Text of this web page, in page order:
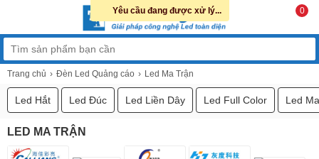
0
Trang chủ Đèn Led Quảng cáo Led Ma Trận
Led Hắt Led Đúc Led Liền Dây Led Full Color Led
LED MA TRẬN
Yêu cầu đang được xử lý...